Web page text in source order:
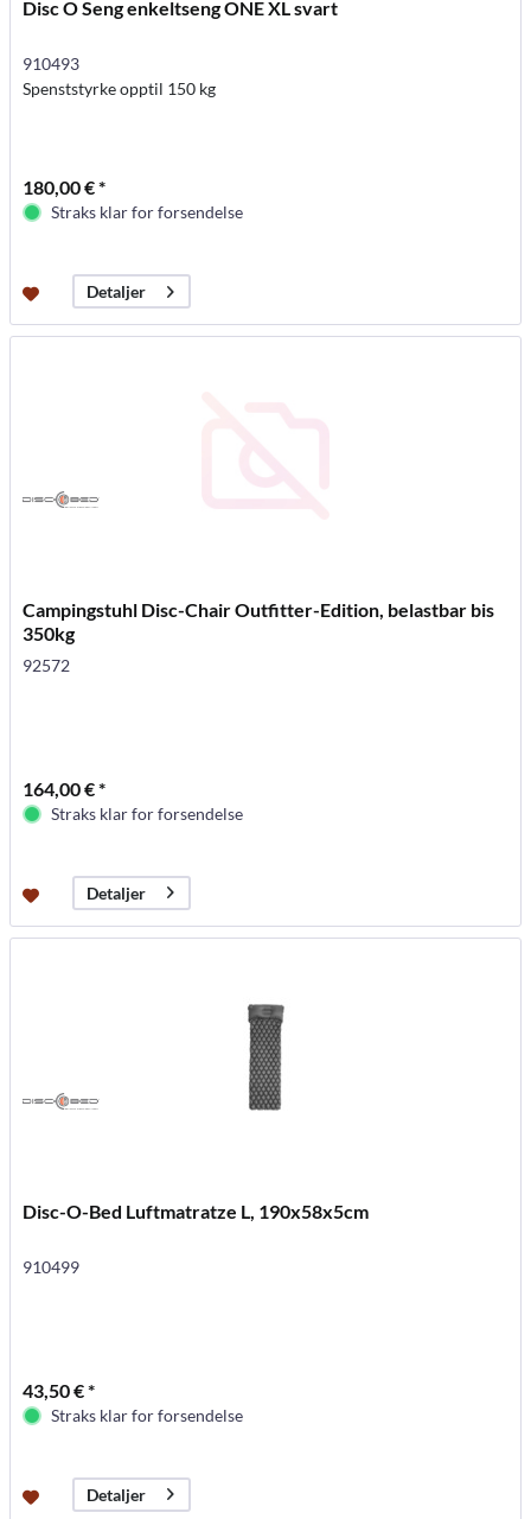
Disc O Seng enkeltseng ONE XL svart
910493
Spenststyrke opptil 150 kg
180,00 € *
Straks klar for forsendelse
Detaljer
Campingstuhl Disc-Chair Outfitter-Edition, belastbar bis
350kg
92572
164,00 € *
Straks klar for forsendelse
Detaljer
Disc-O-Bed Luftmatratze L, 190x58x5cm
910499
43,50 € *
Straks klar for forsendelse
Detaljer